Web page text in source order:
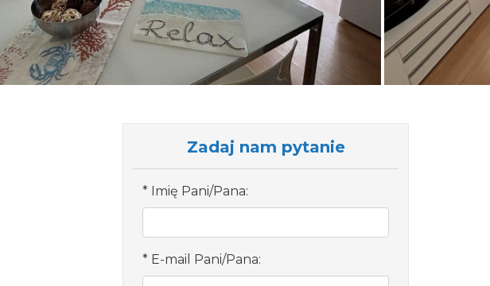
Zadaj nam pytanie
Imię Pani/Pana:
E-mail Pani/Pana: